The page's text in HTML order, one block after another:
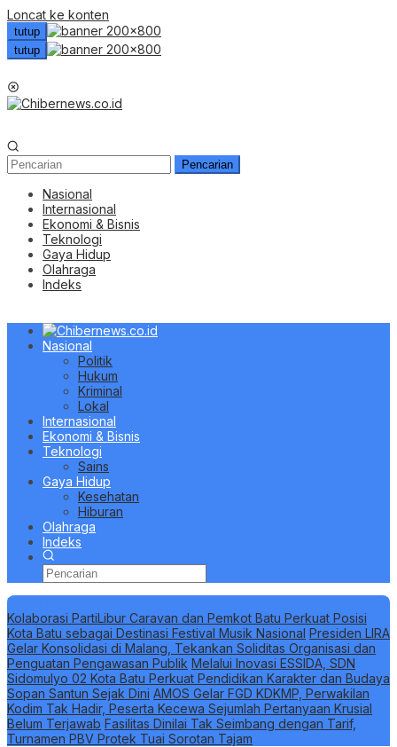
Loncat ke konten
tutup
tutup
Pencarian
Nasional
Internasional
Ekonomi & Bisnis
Teknologi
Gaya Hidup
Olahraga
Indeks
Nasional
Politik
Hukum
Kriminal
Lokal
Internasional
Ekonomi & Bisnis
Teknologi
Sains
Gaya Hidup
Kesehatan
Hiburan
Olahraga
Indeks
Berita Terbaru
Kolaborasi PartiLibur Caravan dan Pemkot Batu Perkuat Posisi
Kota Batu sebagai Destinasi Festival Musik Nasional Presiden LIRA
Gelar Konsolidasi di Malang, Tekankan Soliditas Organisasi dan
Penguatan Pengawasan Publik Melalui Inovasi ESSIDA, SDN
Sidomulyo 02 Kota Batu Perkuat Pendidikan Karakter dan Budaya
Sopan Santun Sejak Dini AMOS Gelar FGD KDKMP, Perwakilan
Kodim Tak Hadir, Peserta Kecewa Sejumlah Pertanyaan Krusial
Belum Terjawab Fasilitas Dinilai Tak Seimbang dengan Tarif,
Turnamen PBV Protek Tuai Sorotan Tajam